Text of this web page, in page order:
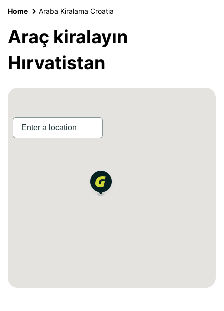
Home Araba Kiralama Croatia
Araç kiralayın
Hırvatistan